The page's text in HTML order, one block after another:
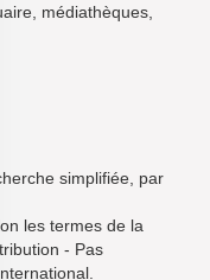
médiathèques,
simplifiée, par
les termes de la
- Pas